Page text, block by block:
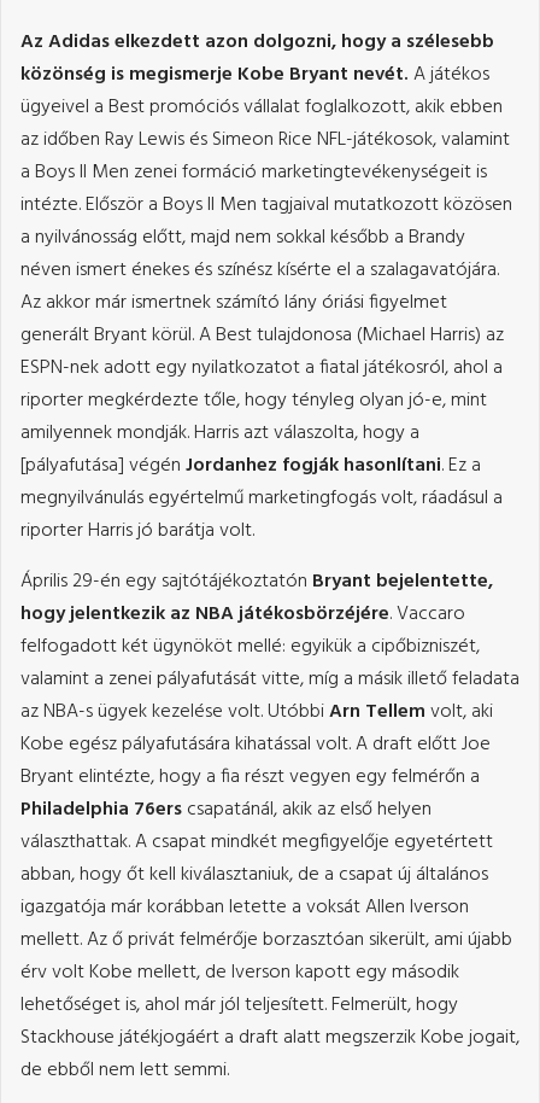
Az Adidas elkezdett azon dolgozni, hogy a szélesebb
közönség is megismerje Kobe Bryant nevét.A játékos
ügyeivel a Best promóciós vállalat foglalkozott, akik ebben
az időben Ray Lewis és Simeon Rice NFL-játékosok, valamint
a Boys II Men zenei formáció marketingtevékenységeit is
intézte. Először a Boys II Men tagjaival mutatkozott közösen
a nyilvánosság előtt, majd nem sokkal később a Brandy
néven ismert énekes és színész kísérte el a szalagavatójára.
Az akkor már ismertnek számító lány óriási figyelmet
generált Bryant körül. A Best tulajdonosa (Michael Harris) az
ESPN-nek adott egy nyilatkozatot a fiatal játékosról, ahol a
riporter megkérdezte tőle, hogy tényleg olyan jó-e, mint
amilyennek mondják. Harris azt válaszolta, hogy a
[pályafutása] végénJordanhez fogják hasonlítani. Ez a
megnyilvánulás egyértelmű marketingfogás volt, ráadásul a
riporter Harris jó barátja volt.
Április 29-én egy sajtótájékoztatón Bryant bejelentette,
hogy jelentkezik az NBA játékosbörzéjére. Vaccaro
felfogadott két ügynököt mellé: egyikük a cipőbizniszét,
valamint a zenei pályafutását vitte, míg a másik illető feladata
az NBA-s ügyek kezelése volt. UtóbbiArn Tellemvolt, aki
Kobe egész pályafutására kihatással volt. A draft előtt Joe
Bryant elintézte, hogy a fia részt vegyen egy felmérőn a
Philadelphia 76erscsapatánál, akik az első helyen
választhattak. A csapat mindkét megfigyelője egyetértett
abban, hogy őt kell kiválasztaniuk, de a csapat új általános
igazgatója már korábban letette a voksát Allen Iverson
mellett. Az ő privát felmérője borzasztóan sikerült, ami újabb
érv volt Kobe mellett, de Iverson kapott egy második
lehetőséget is, ahol már jól teljesített. Felmerült, hogy
Stackhouse játékjogáért a draft alatt megszerzik Kobe jogait,
de ebből nem lett semmi.